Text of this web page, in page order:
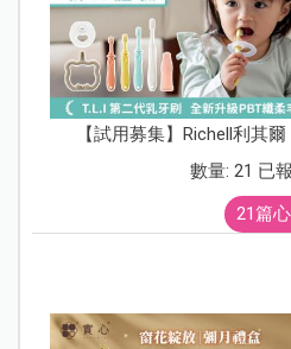
【試用募集】Richell利其
數量: 21 已
21篇